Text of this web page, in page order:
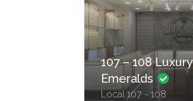
107 – 108 Luxury
Emeralds
Local 107 - 108